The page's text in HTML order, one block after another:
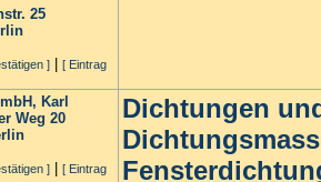
25
]
[ Eintrag
Karl
Weg 20
]
[ Eintrag
Dichtungen